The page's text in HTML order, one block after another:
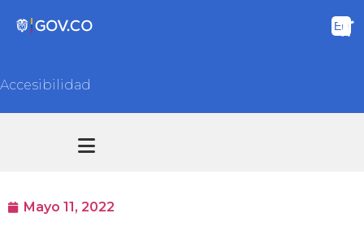
Accesibilidad
Mayo 11, 2022